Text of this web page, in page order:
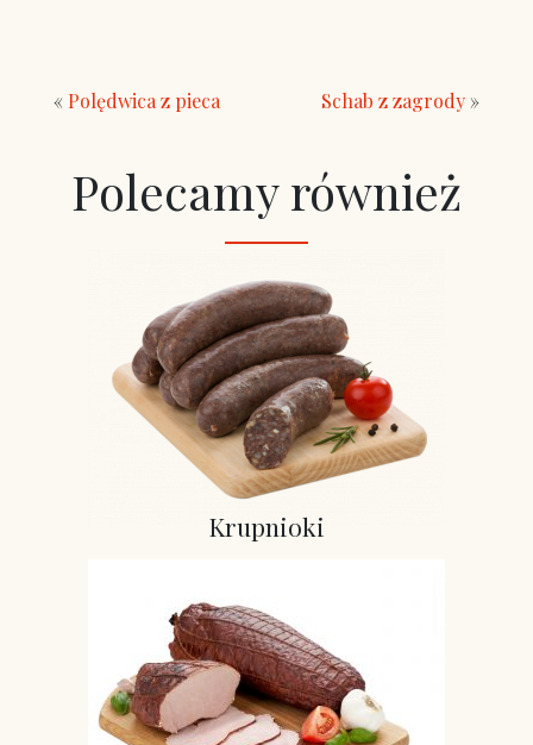
« Polędwica z pieca Schab z zagrody »
Polecamy również
Krupnioki